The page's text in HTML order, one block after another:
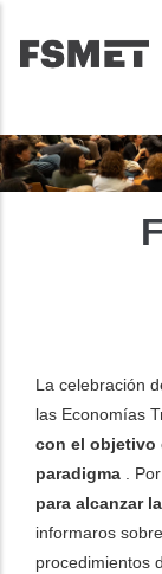
contenido
La celebración
las Economías
con el objetivo
paradigma
.
para alcanzar
informaros
procedimientos